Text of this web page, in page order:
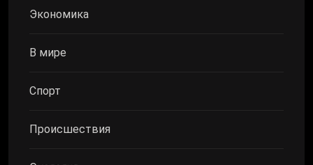
Экономика
В мире
Спорт
Происшествия